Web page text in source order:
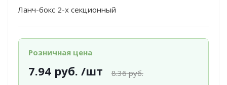
Ланч-бокс 2-х секционный
Розничная цена
7.94руб. /шт 8.36руб.